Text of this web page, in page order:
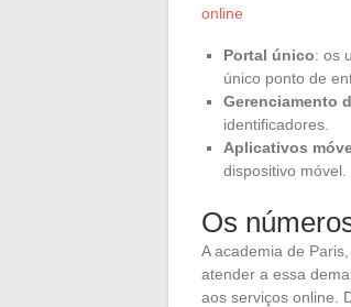
online
Portal único: os
único ponto de
Gerenciamento
identificadores.
Aplicativos
dispositivo móvel.
Os
A academia de
atender a essa
aos serviços online.